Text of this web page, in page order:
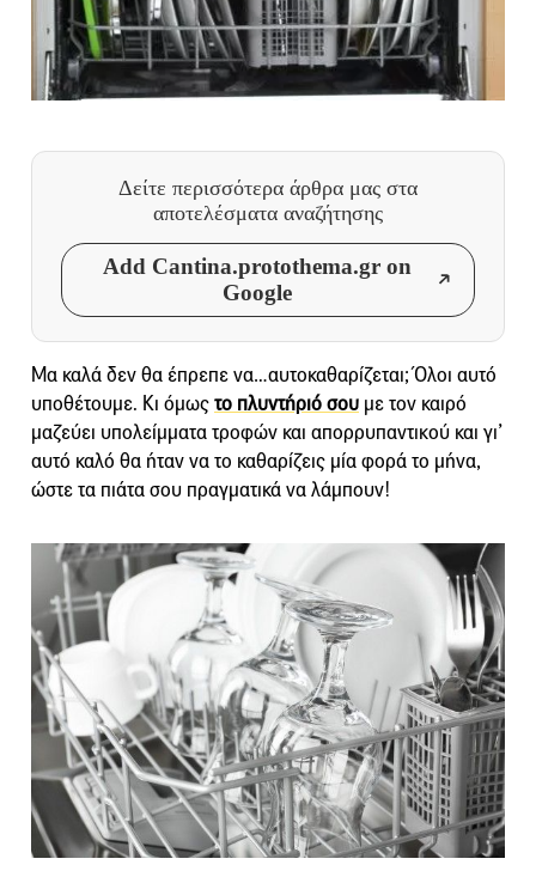
Δείτε περισσότερα άρθρα μας στα
αποτελέσματα αναζήτησης
Add Cantina.protothema.gr on
Google
Μα καλά δεν θα έπρεπε να…αυτοκαθαρίζεται; Όλοι αυτό
υποθέτουμε. Κι όμωςτο πλυντήριό σου με τον καιρό
μαζεύει υπολείμματα τροφών και απορρυπαντικού και γι’
αυτό καλό θα ήταν να το καθαρίζεις μία φορά το μήνα,
ώστε τα πιάτα σου πραγματικά να λάμπουν!